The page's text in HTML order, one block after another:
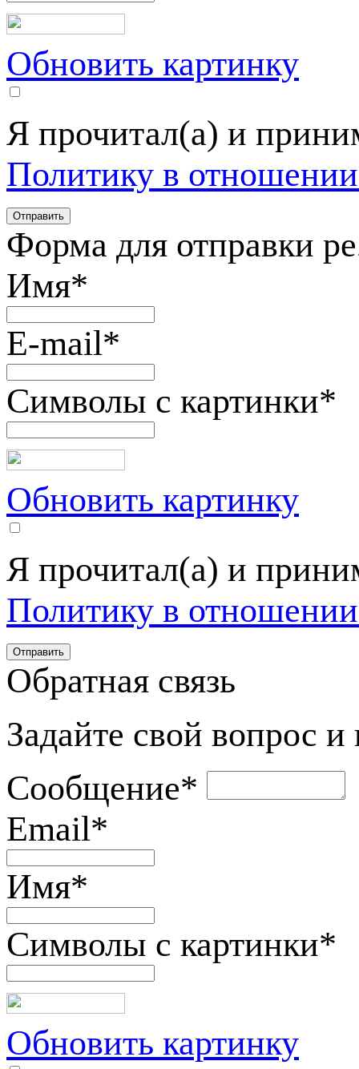
Обновить картинку
Я прочитал(а) и
Политику в
Форма для отправки
Имя*
E-mail*
Символы с картинки*
Обновить картинку
Я прочитал(а) и
Политику в
Обратная связь
Задайте свой вопрос
Сообщение*
Email*
Имя*
Символы с картинки*
Обновить картинку